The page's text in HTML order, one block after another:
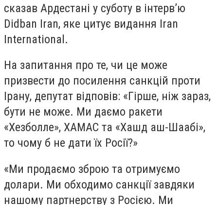
сказав Ардестані у суботу в інтерв’ю
Didban Iran, яке цитує видання Iran
International.
На запитання про те, чи це може
призвести до посилення санкцій проти
Ірану, депутат відповів: «Гірше, ніж зараз,
бути не може. Ми даємо ракети
«Хезболле», ХАМАС та «Хашд аш-Шаабі»,
то чому б не дати їх Росії?»
«Ми продаємо зброю та отримуємо
долари. Ми обходимо санкції завдяки
нашому партнерству з Росією. Ми